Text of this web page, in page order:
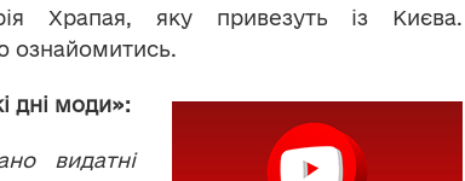
Храпая, яку привезуть із Києва.
ознайомитись.
дні моди»:
видатні